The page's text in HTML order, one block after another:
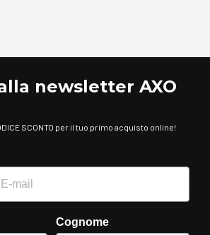
newsletter AXO
SCONTO per il tuo primo acquisto online!
Cognome